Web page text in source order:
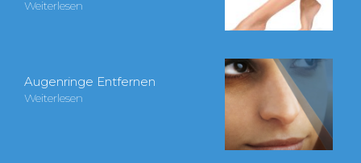
Weiterlesen
Augenringe Entfernen
Weiterlesen